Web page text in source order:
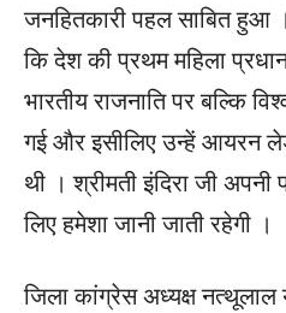
जनहितकारी पहल साबित
कि देश की प्रथम महिला
भारतीय राजनाति पर बल्कि
गई और इसीलिए उन्‍हें आयरन
थी । श्रीमती इंदिरा जी
लिए हमेशा जानी जाती रहेगी ।
जिला कांग्रेस अध्‍यक्ष नत्‍थूलाल